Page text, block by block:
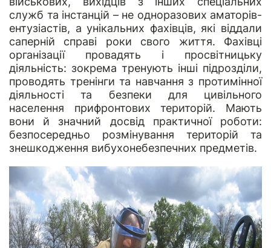
служб та інстанцій – не одноразових аматорів-
ентузіастів, а унікальних фахівців, які віддали
саперній справі роки свого життя. Фахівці
організації провадять і просвітницьку
діяльність: зокрема тренують інші підрозділи,
проводять тренінги та навчання з протимінної
діяльності та безпеки для цивільного
населення прифронтових територій. Мають
вони й значний досвід практичної роботи:
безпосередньо розмінування територій та
знешкодження вибухонебезпечних предметів.